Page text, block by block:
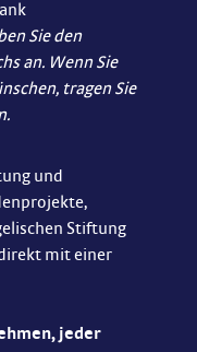
Sie den
an. Wenn Sie
tragen Sie
und
Stiftung
mit einer
jeder